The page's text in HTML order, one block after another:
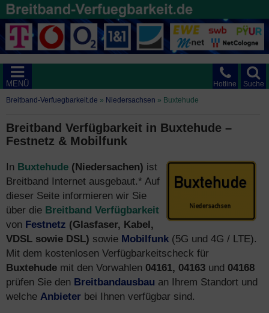
Suche
Hotline
MENÜ
Breitband-Verfuegbarkeit.de » Niedersachsen » Buxtehude
Breitband Verfügbarkeit in Buxtehude –
Festnetz & Mobilfunk
In Buxtehude (Niedersachen) ist
Breitband Internet ausgebaut.* Auf
dieser Seite informieren wir Sie
über die Breitband Verfügbarkeit
von Festnetz (Glasfaser, Kabel,
VDSL sowie DSL) sowie Mobilfunk (5G und 4G / LTE).
Mit dem kostenlosen Verfügbarkeitscheck für
Buxtehude mit den Vorwahlen 04161, 04163 und 04168
prüfen Sie den Breitbandausbau an Ihrem Standort und
welche Anbieter bei Ihnen verfügbar sind.